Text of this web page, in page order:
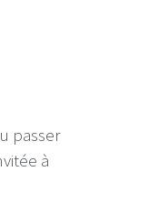
passer
à